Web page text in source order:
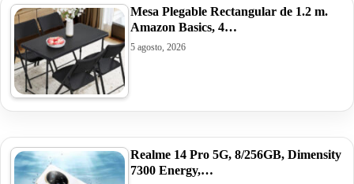
Mesa Plegable Rectangular de 1.2 m.
Amazon Basics, 4…
5 agosto, 2026
Realme 14 Pro 5G, 8/256GB, Dimensity
7300 Energy,…